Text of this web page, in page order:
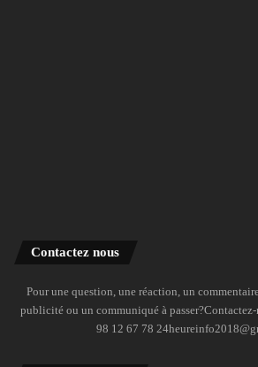
Contactez nous
Pour une question, une réaction, un
publicité ou un communiqué à
98 12 67 78